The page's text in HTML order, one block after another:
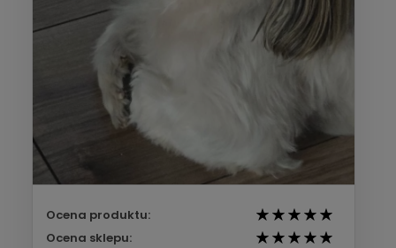
Ocena produktu:
Ocena sklepu: